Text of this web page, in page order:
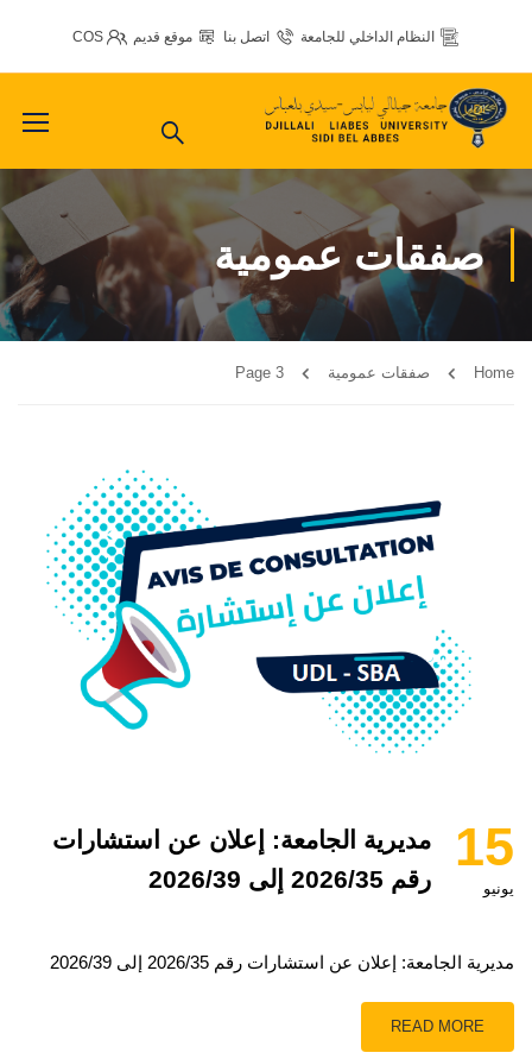
النظام الداخلي للجامعة اتصل بنا موقع قديم COS
صفقات عمومية
Home صفقات عمومية Page 3
15
يونيو
مديرية الجامعة: إعلان عن استشارات
رقم 2026/35 إلى 2026/39
مديرية الجامعة: إعلان عن استشارات رقم 2026/35 إلى 2026/39
READ MORE